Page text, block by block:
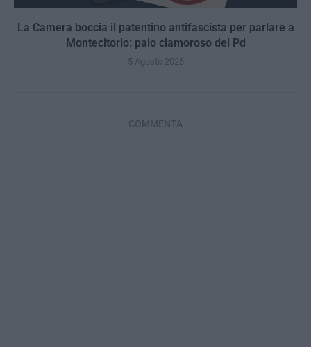
La Camera boccia il patentino antifascista per parlare a
Montecitorio: palo clamoroso del Pd
5 Agosto 2026
COMMENTA